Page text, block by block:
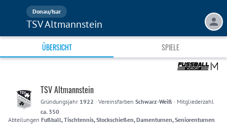
Donau/Isar
TSV Altmannstein
ÜBERSICHT SPIELE
TSV Altmannstein
Gründungsjahr 1922 · Vereinsfarben Schwarz-Weiß · Mitgliederzahl
ca. 350
Abteilungen Fußball, Tischtennis, Stockschießen, Damenturnen, Seniorenturnen